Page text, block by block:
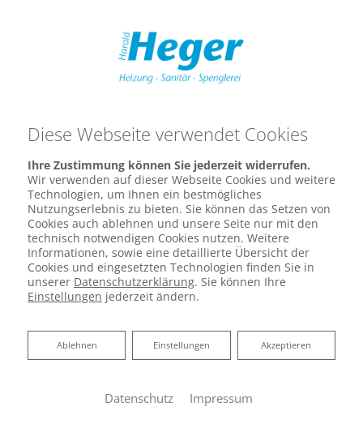
Heizungsmodernisierung
Eine Heizungsmodernisierung ist eine Investition,
Diese Webseite verwendet Cookies
Ihre Zustimmung können Sie jederzeit widerrufen.
Wir verwenden auf dieser Webseite Cookies und weitere
Technologien, um Ihnen ein bestmögliches
Nutzungserlebnis zu bieten. Sie können das Setzen von
Cookies auch ablehnen und unsere Seite nur mit den
technisch notwendigen Cookies nutzen. Weitere
Informationen, sowie eine detaillierte Übersicht der
Cookies und eingesetzten Technologien finden Sie in
unserer Datenschutzerklärung. Sie können Ihre
Einstellungen jederzeit ändern.
Akzeptieren
Einstellungen
Ablehnen
Ablehnen
Datenschutz Impressum